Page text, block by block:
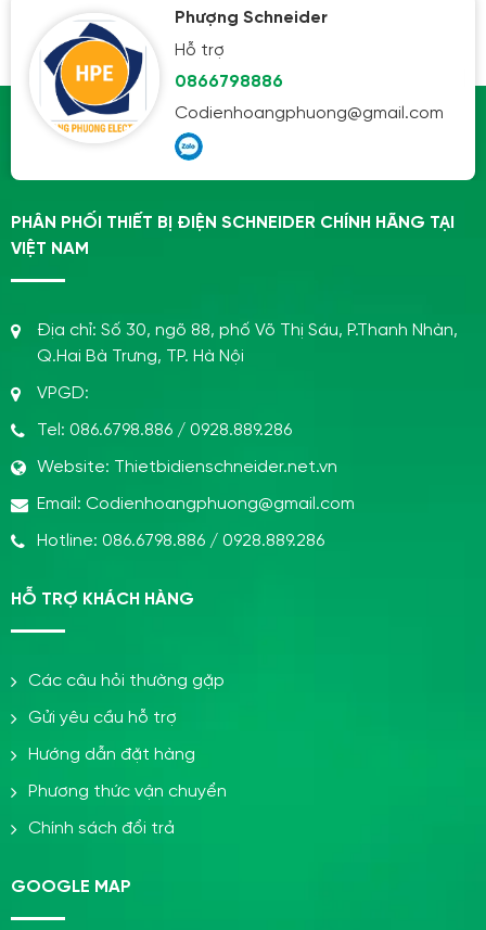
Phượng Schneider
Hỗ trợ
0866798886
Codienhoangphuong@gmail.com
PHÂN PHỐI THIẾT BỊ ĐIỆN SCHNEIDER CHÍNH HÃNG TẠI
VIỆT NAM
Địa chỉ: Số 30, ngõ 88, phố Võ Thị Sáu, P.Thanh Nhàn,
Q.Hai Bà Trưng, TP. Hà Nội
VPGD:
Tel: 086.6798.886 / 0928.889.286
Website: Thietbidienschneider.net.vn
Email: Codienhoangphuong@gmail.com
Hotline: 086.6798.886 / 0928.889.286
HỖ TRỢ KHÁCH HÀNG
Các câu hỏi thường gặp
Gửi yêu cầu hỗ trợ
Hướng dẫn đặt hàng
Phương thức vận chuyển
Chính sách đổi trả
GOOGLE MAP